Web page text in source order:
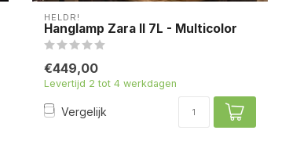
HELDR!
Hanglamp Zara II 7L - Multicolor
€449,00
Levertijd 2 tot 4 werkdagen
Vergelijk